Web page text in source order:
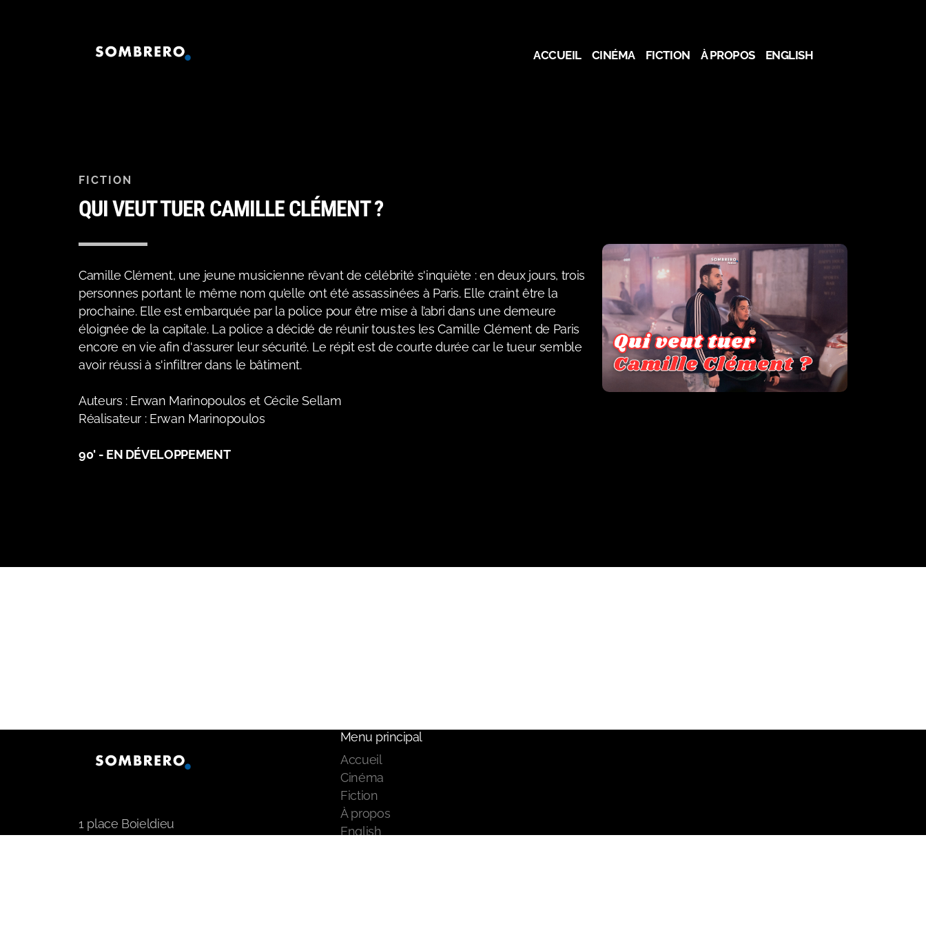
ACCUEIL CINÉMA FICTION À PROPOS ENGLISH
FICTION
QUI VEUT TUER CAMILLE CLÉMENT ?
Camille Clément, une jeune musicienne rêvant de célébrité s'inquiète : en deux jours, trois
personnes portant le même nom qu’elle ont été assassinées à Paris. Elle craint être la
prochaine. Elle est embarquée par la police pour être mise à l’abri dans une demeure
éloignée de la capitale. La police a décidé de réunir tous.tes les Camille Clément de Paris
encore en vie afin d'assurer leur sécurité. Le répit est de courte durée car le tueur semble
avoir réussi à s'infiltrer dans le bâtiment.
Auteurs : Erwan Marinopoulos et Cécile Sellam
Réalisateur : Erwan Marinopoulos
90' - EN DÉVELOPPEMENT
1 place Boieldieu
Menu principal
Accueil
Cinéma
Fiction
À propos
English